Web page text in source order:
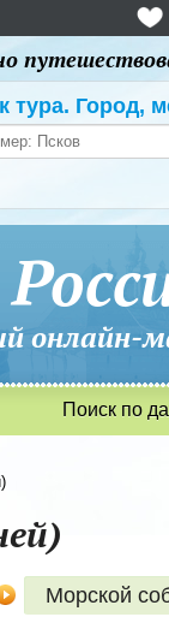
тура. Город,
Поиск по
Морской